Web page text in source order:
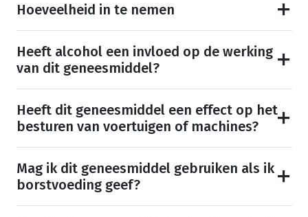
Hoeveelheid in te nemen
Heeft alcohol een invloed op de werking
van dit geneesmiddel?
Heeft dit geneesmiddel een effect op het
besturen van voertuigen of machines?
Mag ik dit geneesmiddel gebruiken als ik
borstvoeding geef?